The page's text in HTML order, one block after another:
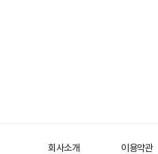
회사소개 이용약관